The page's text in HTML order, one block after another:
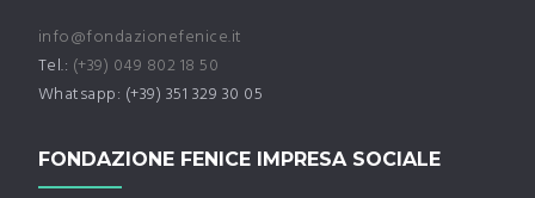
info@fondazionefenice.it
Tel.: (+39) 049 802 18 50
Whatsapp: (+39) 351 329 30 05
FONDAZIONE FENICE IMPRESA SOCIALE